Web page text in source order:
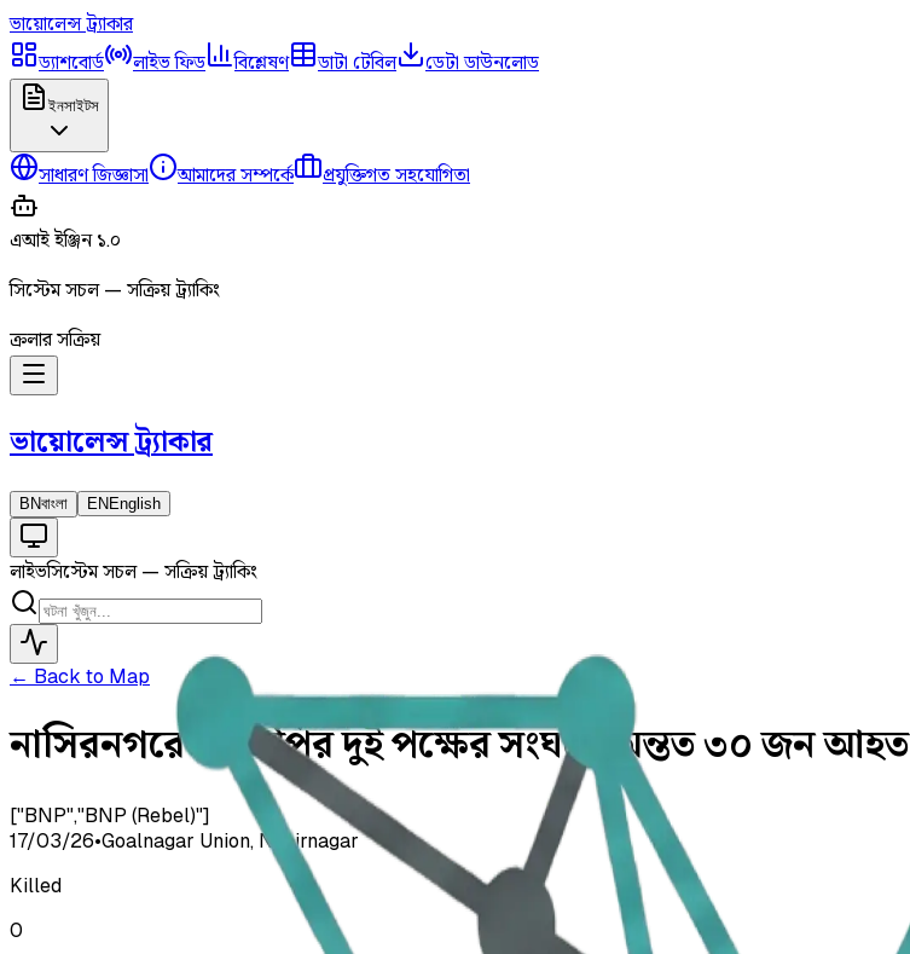
ভায়োলেন্সট্র্যাকার
ড্যাশবোর্ড
লাইভ ফিড বিশ্লেষণ ডাটা টেবিল ডেটা ডাউনলোড
ইনসাইটস
সাধারণ জিজ্ঞাসা আমাদের সম্পর্কে প্রযুক্তিগত সহযোগিতা
এআই ইঞ্জিন ১.০
সিস্টেম সচল — সক্রিয় ট্র্যাকিং
ক্রলার সক্রিয়
ভায়োলেন্সট্র্যাকার
BNবাংলা EN English
লাইভসিস্টেম সচল — সক্রিয় ট্র্যাকিং
← Back to Map
নাসিরনগরে বিএনপির দুই পক্ষের সংঘর্ষে অন্তত ৩০ জন আহত
["BNP","BNP (Rebel)"]
17/03/26•Goalnagar Union, Nasirnagar
Killed
0